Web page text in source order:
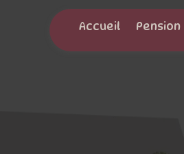
Accueil Pension